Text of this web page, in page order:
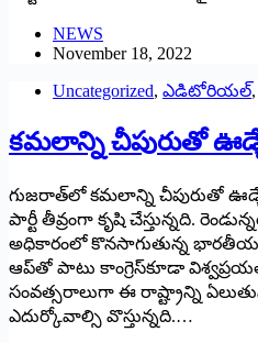
NEWS
November 18, 2022
Uncategorized, ఎడిటోరియల్,
కమలాన్ని చీపురుతో
గుజరాత్‌లో కమలాన్ని చీపురుతో
‌పార్టీ తీవ్రంగా కృషి చేస్తున్నది.
అధికారంలో కొనసాగుతున్న భారతీయ
ఆప్‌తో పాటు కాంగ్రెస్‌కూడా
సంవత్సరాలుగా ఈ రాష్ట్రాన్ని
ఎదుర్కోవాల్సి వొస్తున్నది.…